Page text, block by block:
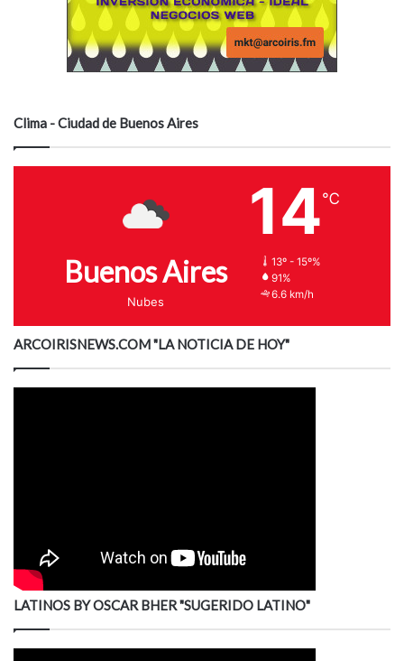
Clima - Ciudad de Buenos Aires
Buenos Aires
Nubes
14℃
13º - 15º%
91%
6.6 km/h
ARCOIRISNEWS.COM "LA NOTICIA DE HOY"
LATINOS BY OSCAR BHER "SUGERIDO LATINO"